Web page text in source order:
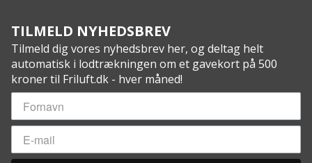
TILMELD NYHEDSBREV
Tilmeld dig vores nyhedsbrev her, og deltag helt
automatisk i lodtrækningen om et gavekort på 500
kroner til Friluft.dk - hver måned!